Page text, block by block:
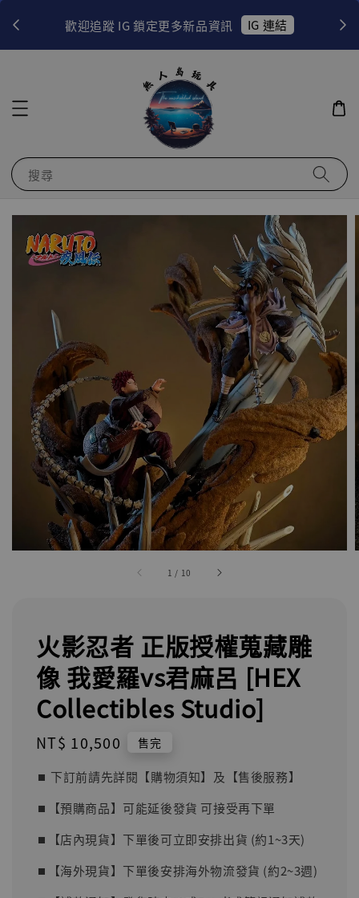
歡迎追蹤 IG 鎖定更多新品資訊 IG 連結
搜尋
1 / 10
火影忍者 正版授權蒐藏雕
像 我愛羅vs君麻呂 [HEX
Collectibles Studio]
Regular
NT$ 10,500 售完
⏹︎ 下訂前請先詳閱【購物須知】及【售後服務】
⏹︎【預購商品】可能延後發貨 可接受再下單
⏹︎【店內現貨】下單後可立即安排出貨 (約1~3天)
⏹︎【海外現貨】下單後安排海外物流發貨 (約2~3週)